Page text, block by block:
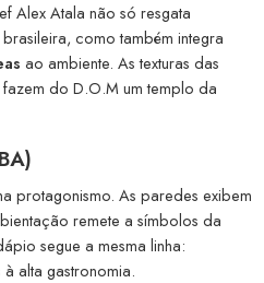
Alex Atala não só resgata
como também integra
ao ambiente. As texturas das
do D.O.M um templo da
protagonismo. As paredes exibem
remete a símbolos da
segue a mesma linha:
alta gastronomia.